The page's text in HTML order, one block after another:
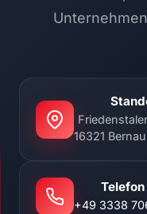
16321
Telefon
+49 3338